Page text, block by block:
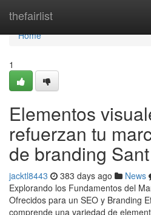
thefairlist
Home
Home
1
Elementos
refuerzan tu
de branding
jacktl8443 383 days ago News
Explorando los Fundamentos del
Ofrecidos para un SEO y Branding
comprende una variedad de